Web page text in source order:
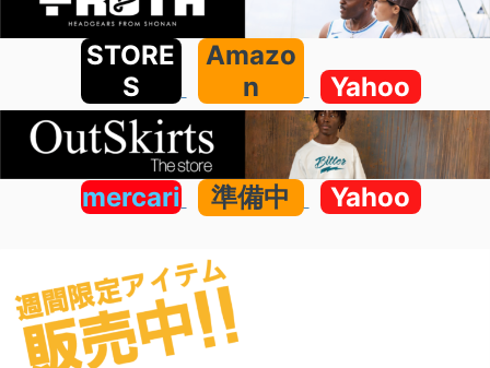
STORE
S
Amazo
n
Yahoo
mercari 準備中 Yahoo